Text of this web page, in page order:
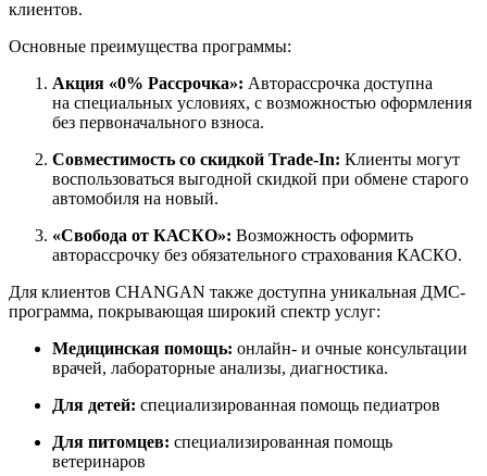
клиентов.
Основные преимущества программы:
Акция «0% Рассрочка»: Авторассрочка доступна
на специальных условиях, с возможностью оформления
без первоначального взноса.
Совместимость со скидкой Trade-In: Клиенты могут
воспользоваться выгодной скидкой при обмене старого
автомобиля на новый.
«Свобода от КАСКО»: Возможность оформить
авторассрочку без обязательного страхования КАСКО.
Для клиентов CHANGAN также доступна уникальная ДМС-
программа, покрывающая широкий спектр услуг:
Медицинская помощь: онлайн- и очные консультации
врачей, лабораторные анализы, диагностика.
Для детей: специализированная помощь педиатров
Для питомцев: специализированная помощь
ветеринаров